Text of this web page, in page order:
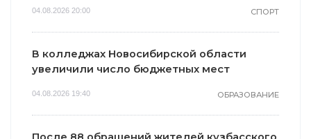
04.08.2026 20:00 СПОРТ
В колледжах Новосибирской области
увеличили число бюджетных мест
04.08.2026 19:40 ОБРАЗОВАНИЕ